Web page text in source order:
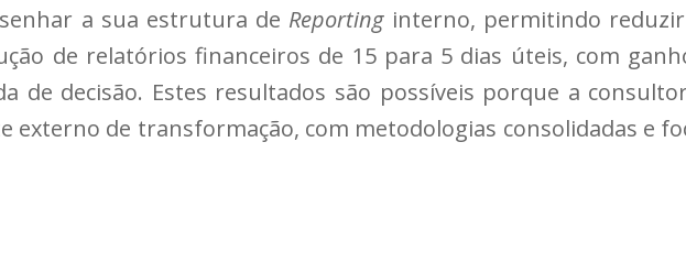
a sua estrutura de Reportinginterno, permitindo
de relatórios financeiros de 15 para 5 dias úteis, com
de decisão. Estes resultados são possíveis porque a
externo de transformação, com metodologias consolidadas e